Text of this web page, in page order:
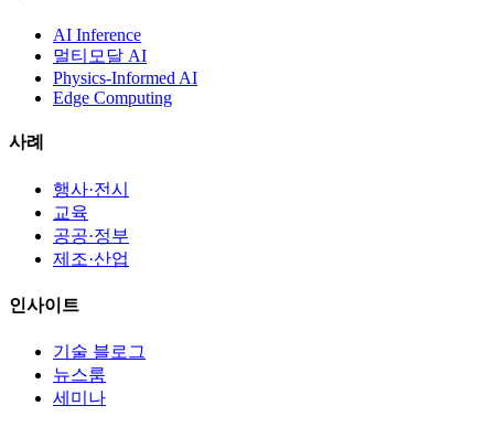
AI Inference
멀티모달 AI
Physics-Informed AI
Edge Computing
사례
행사·전시
교육
공공·정부
제조·산업
인사이트
기술 블로그
뉴스룸
세미나